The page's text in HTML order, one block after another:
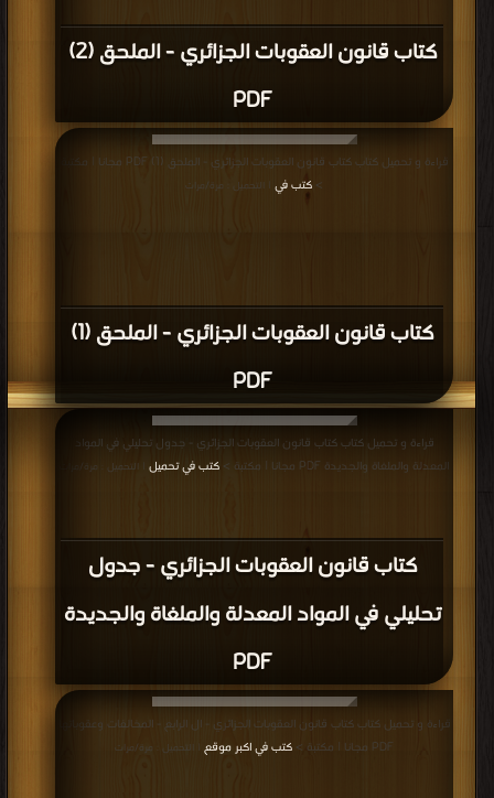
كتاب قانون العقوبات الجزائري - الملحق (2)
PDF
كتاب قانون العقوبات الجزائري - الملحق (1)
PDF
قراءة و تحميل كتاب كتاب قانون العقوبات الجزائري - الملحق (1) PDF مجانا | مكتبة
> كتب في | التحميل : مرة/مرات
كتاب قانون العقوبات الجزائري - جدول
تحليلي في المواد المعدلة والملغاة والجديدة
PDF
قراءة و تحميل كتاب كتاب قانون العقوبات الجزائري - جدول تحليلي في المواد
المعدلة والملغاة والجديدة PDF مجانا | مكتبة >
كتب في تحميل | التحميل : مرة/مرات
قراءة و تحميل كتاب كتاب قانون العقوبات الجزائري - ال الرابع - المخالفات وعقوباتها
PDF مجانا | مكتبة >
كتب في اكبر موقع | التحميل : مرة/مرات